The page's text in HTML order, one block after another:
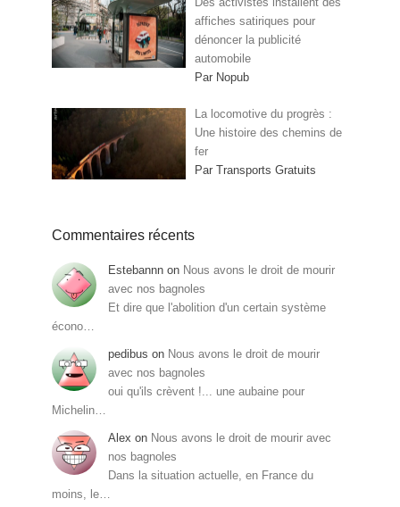
affiches satiriques pour
dénoncer la publicité
automobile
Par Nopub
La locomotive du progrès :
Une histoire des chemins de
fer
Par Transports Gratuits
Commentaires récents
Estebannn on Nous avons le droit de mourir
avec nos bagnoles
Et dire que l'abolition d'un certain système
écono…
pedibus on Nous avons le droit de mourir
avec nos bagnoles
oui qu'ils crèvent !... une aubaine pour
Michelin…
Alex on Nous avons le droit de mourir avec
nos bagnoles
Dans la situation actuelle, en France du
moins, le…